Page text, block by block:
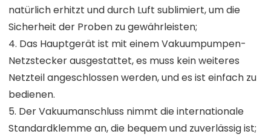
natürlich erhitzt und durch Luft sublimiert, um die
Sicherheit der Proben zu gewährleisten;
4. Das Hauptgerät ist mit einem Vakuumpumpen-
Netzstecker ausgestattet, es muss kein weiteres
Netzteil angeschlossen werden, und es ist einfach zu
bedienen.
5. Der Vakuumanschluss nimmt die internationale
Standardklemme an, die bequem und zuverlässig ist;